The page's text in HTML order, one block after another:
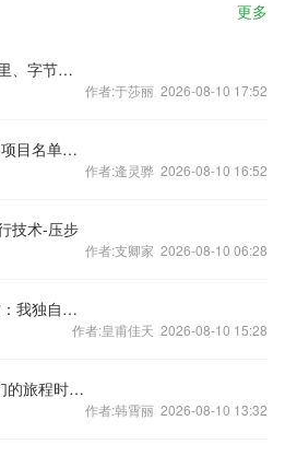
更多
从多线赛马到集中作战：阿里、字节、腾讯加速整合AI办公，竞逐千亿级赛道
作者:于莎丽 2026-08-10 17:52
2024年中国新闻工作者援助项目名单发布
作者:逄灵骅 2026-08-10 16:52
技术-压步
作者:支卿家 2026-08-10 06:28
风闻唠嗑儿 社区有网友发帖：我独自旅行三十余国，见过瑞士日本也见过巴黎罗马，中外差距到底在哪？
作者:皇甫佳天 2026-08-10 15:28
【随机波动170】妈妈，我们的旅程时时刻刻都在发生
作者:韩霄丽 2026-08-10 13:32